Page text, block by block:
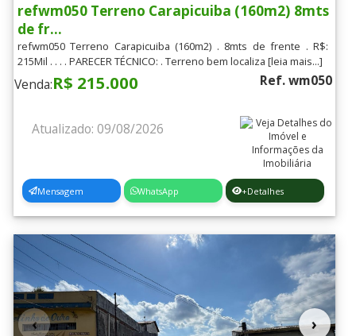
refwm050 Terreno Carapicuiba (160m2) 8mts
de fr...
refwm050 Terreno Carapicuiba (160m2) . 8mts de frente . R$:
215Mil . . . . PARECER TÉCNICO: . Terreno bem localiza [leia mais...]
Venda:R$ 215.000 Ref. wm050
Atualizado: 09/08/2026
Mensagem WhatsApp +Detalhes
‹ ›